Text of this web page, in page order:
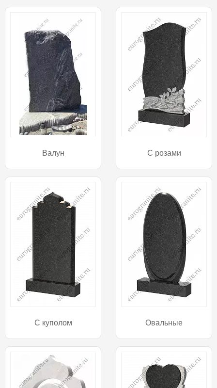
Валун С розами
С куполом Овальные